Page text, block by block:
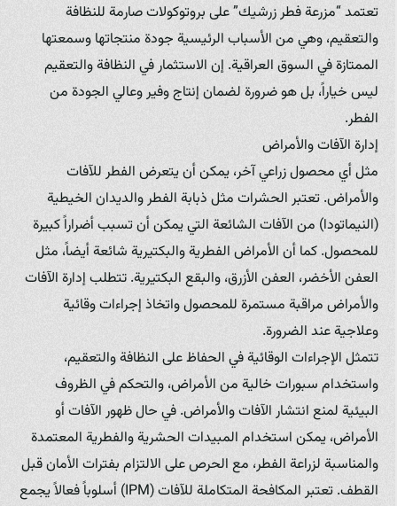
تعتمد “مزرعة فطر زرشيك” على بروتوكولات صارمة للنظافة
والتعقيم، وهي من الأسباب الرئيسية جودة منتجاتها وسمعتها
الممتازة في السوق العراقية. إن الاستثمار في النظافة والتعقيم
ليس خياراً، بل هو ضرورة لضمان إنتاج وفير وعالي الجودة من
الفطر.
إدارة الآفات والأمراض
مثل أي محصول زراعي آخر، يمكن أن يتعرض الفطر للآفات
والأمراض. تعتبر الحشرات مثل ذبابة الفطر والديدان الخيطية
(النيماتودا) من الآفات الشائعة التي يمكن أن تسبب أضراراً كبيرة
للمحصول. كما أن الأمراض الفطرية والبكتيرية شائعة أيضاً، مثل
العفن الأخضر، العفن الأزرق، والبقع البكتيرية. تتطلب إدارة الآفات
والأمراض مراقبة مستمرة للمحصول واتخاذ إجراءات وقائية
وعلاجية عند الضرورة.
تتمثل الإجراءات الوقائية في الحفاظ على النظافة والتعقيم،
واستخدام سبورات خالية من الأمراض، والتحكم في الظروف
البيئية لمنع انتشار الآفات والأمراض. في حال ظهور الآفات أو
الأمراض، يمكن استخدام المبيدات الحشرية والفطرية المعتمدة
والمناسبة لزراعة الفطر، مع الحرص على الالتزام بفترات الأمان قبل
القطف. تعتبر المكافحة المتكاملة للآفات (IPM) أسلوباً فعالاً يجمع